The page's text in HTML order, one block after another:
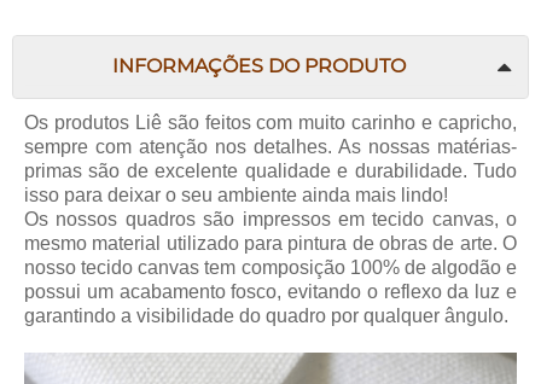
INFORMAÇÕES DO PRODUTO
Os produtos Liê são feitos com muito carinho e capricho,
sempre com atenção nos detalhes. As nossas matérias-
primas são de excelente qualidade e durabilidade. Tudo
isso para deixar o seu ambiente ainda mais lindo!
Os nossos quadros são impressos em tecido canvas, o
mesmo material utilizado para pintura de obras de arte. O
nosso tecido canvas tem composição 100% de algodão e
possui um acabamento fosco, evitando o reflexo da luz e
garantindo a visibilidade do quadro por qualquer ângulo.